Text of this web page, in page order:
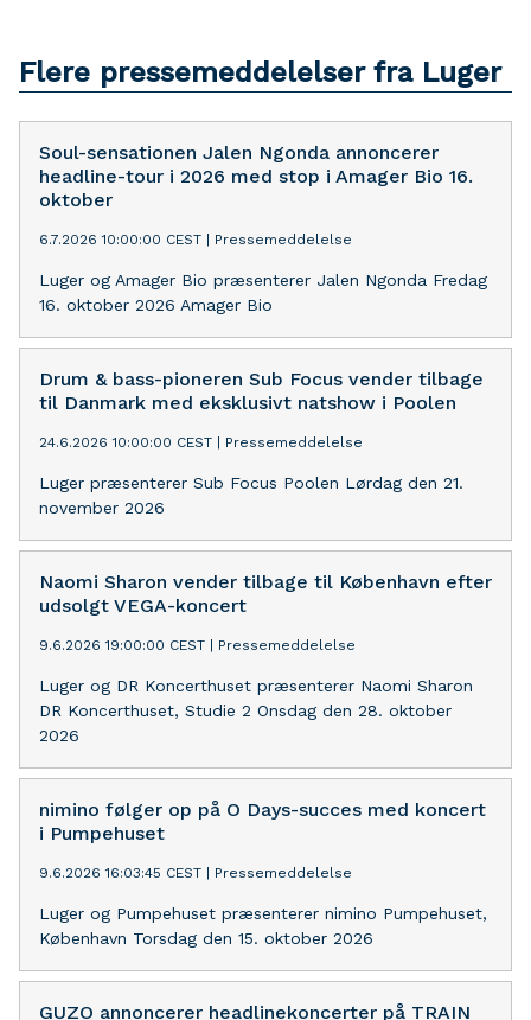
Flere pressemeddelelser fra Luger
Soul-sensationen Jalen Ngonda annoncerer
headline-tour i 2026 med stop i Amager Bio 16.
oktober
6.7.2026 10:00:00 CEST | Pressemeddelelse
Luger og Amager Bio præsenterer Jalen Ngonda Fredag
16. oktober 2026 Amager Bio
Drum & bass-pioneren Sub Focus vender tilbage
til Danmark med eksklusivt natshow i Poolen
24.6.2026 10:00:00 CEST | Pressemeddelelse
Luger præsenterer Sub Focus Poolen Lørdag den 21.
november 2026
Naomi Sharon vender tilbage til København efter
udsolgt VEGA-koncert
9.6.2026 19:00:00 CEST | Pressemeddelelse
Luger og DR Koncerthuset præsenterer Naomi Sharon
DR Koncerthuset, Studie 2 Onsdag den 28. oktober
2026
nimino følger op på O Days-succes med koncert
i Pumpehuset
9.6.2026 16:03:45 CEST | Pressemeddelelse
Luger og Pumpehuset præsenterer nimino Pumpehuset,
København Torsdag den 15. oktober 2026
GUZO annoncerer headlinekoncerter på TRAIN